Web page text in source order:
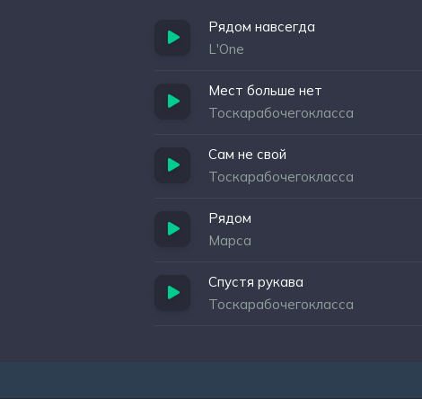
Рядом навсегда
L'One
Мест больше нет
Тоскарабочегокласса
Сам не свой
Тоскарабочегокласса
Рядом
Марса
Спустя рукава
Тоскарабочегокласса